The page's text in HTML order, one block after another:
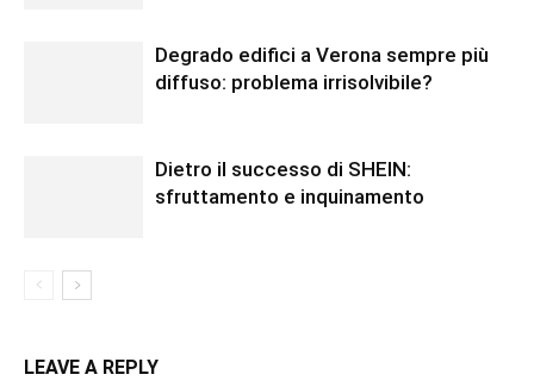
Degrado edifici a Verona sempre più
diffuso: problema irrisolvibile?
Dietro il successo di SHEIN:
sfruttamento e inquinamento
LEAVE A REPLY